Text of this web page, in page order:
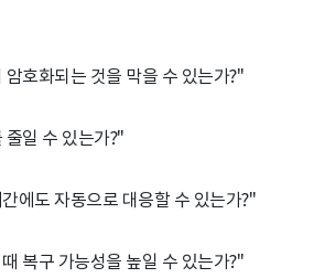
호화되는 것을 막을 수 있는가?"
일 수 있는가?"
에도 자동으로 대응할 수 있는가?"
복구 가능성을 높일 수 있는가?"